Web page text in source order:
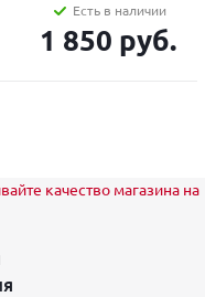
Есть в наличии
1 850 руб.